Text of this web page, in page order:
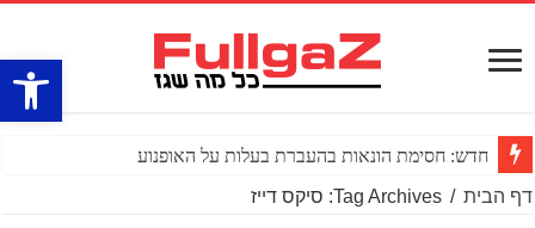
פתח
חדש: חסימת הונאות בהעברת בעלות על האופנוע
דף הבית / Tag Archives: סיקס דייז